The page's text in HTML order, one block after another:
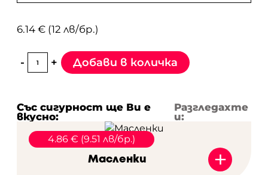
6.14 € (12 лв/бр.)
- + Добави в количка
Със сигурност ще Ви е
вкусно:
Разгледахте
и:
Масленки +
4.86 € (9.51 лв/бр.)